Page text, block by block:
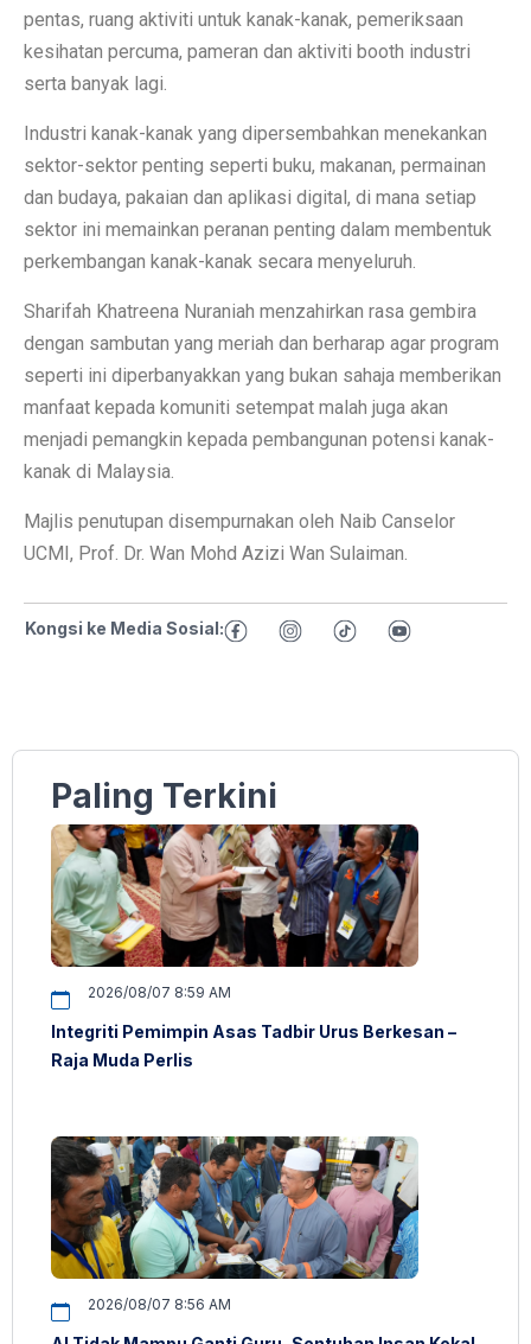
pentas, ruang aktiviti untuk kanak-kanak, pemeriksaan
kesihatan percuma, pameran dan aktiviti booth industri
serta banyak lagi.
Industri kanak-kanak yang dipersembahkan menekankan
sektor-sektor penting seperti buku, makanan, permainan
dan budaya, pakaian dan aplikasi digital, di mana setiap
sektor ini memainkan peranan penting dalam membentuk
perkembangan kanak-kanak secara menyeluruh.
Sharifah Khatreena Nuraniah menzahirkan rasa gembira
dengan sambutan yang meriah dan berharap agar program
seperti ini diperbanyakkan yang bukan sahaja memberikan
manfaat kepada komuniti setempat malah juga akan
menjadi pemangkin kepada pembangunan potensi kanak-
kanak di Malaysia.
Majlis penutupan disempurnakan oleh Naib Canselor
UCMI, Prof. Dr. Wan Mohd Azizi Wan Sulaiman.
Kongsi ke Media Sosial:
Paling Terkini
2026/08/07 8:59 AM
Integriti Pemimpin Asas Tadbir Urus Berkesan –
Raja Muda Perlis
2026/08/07 8:56 AM